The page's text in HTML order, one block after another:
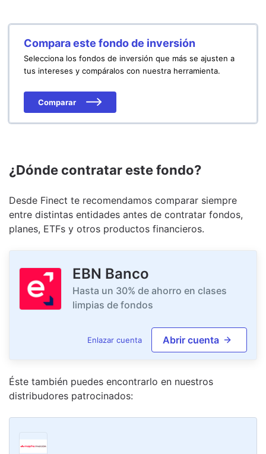
Compara este fondo de inversión
Selecciona los fondos de inversión que más se ajusten a
tus intereses y compáralos con nuestra herramienta.
Comparar
¿Dónde contratar este fondo?
Desde Finect te recomendamos comparar siempre
entre distintas entidades antes de contratar fondos,
planes, ETFs y otros productos financieros.
EBN Banco
Hasta un 30% de ahorro en clases
limpias de fondos
Enlazar cuenta Abrir cuenta
Éste también puedes encontrarlo en nuestros
distribudores patrocinados: